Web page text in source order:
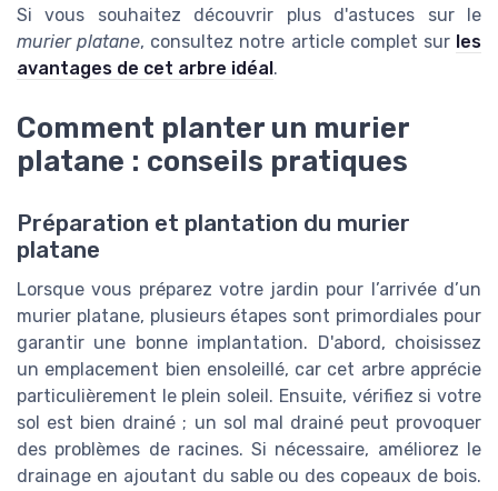
Si vous souhaitez découvrir plus d'astuces sur le
murier platane, consultez notre article complet sur les
avantages de cet arbre idéal.
Comment planter un murier
platane : conseils pratiques
Préparation et plantation du murier
platane
Lorsque vous préparez votre jardin pour l’arrivée d’un
murier platane, plusieurs étapes sont primordiales pour
garantir une bonne implantation. D'abord, choisissez
un emplacement bien ensoleillé, car cet arbre apprécie
particulièrement le plein soleil. Ensuite, vérifiez si votre
sol est bien drainé ; un sol mal drainé peut provoquer
des problèmes de racines. Si nécessaire, améliorez le
drainage en ajoutant du sable ou des copeaux de bois.